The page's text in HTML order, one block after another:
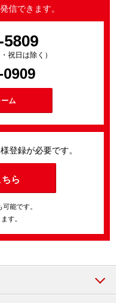
信できます。
5809
祝日は除く）
0909
ム
登録が必要です。
ら
能です。
す。